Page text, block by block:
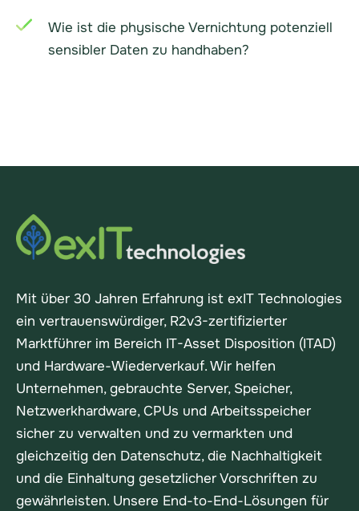
Wie ist die physische Vernichtung potenziell
sensibler Daten zu handhaben?
Mit über 30 Jahren Erfahrung ist exIT Technologies
ein vertrauenswürdiger, R2v3-zertifizierter
Marktführer im Bereich IT-Asset Disposition (ITAD)
und Hardware-Wiederverkauf. Wir helfen
Unternehmen, gebrauchte Server, Speicher,
Netzwerkhardware, CPUs und Arbeitsspeicher
sicher zu verwalten und zu vermarkten und
gleichzeitig den Datenschutz, die Nachhaltigkeit
und die Einhaltung gesetzlicher Vorschriften zu
gewährleisten. Unsere End-to-End-Lösungen für